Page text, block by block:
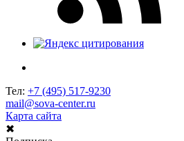
Тел: +7 (495) 517-9230
mail@sova-center.ru
Карта сайта
✖